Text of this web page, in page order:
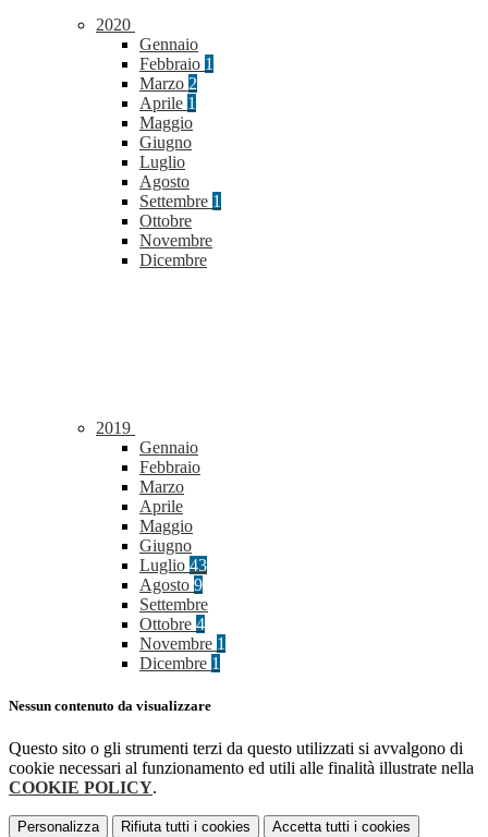
2020
Gennaio
Febbraio 1
Marzo 2
Aprile 1
Maggio
Giugno
Luglio
Agosto
Settembre 1
Ottobre
Novembre
Dicembre
2019
Gennaio
Febbraio
Marzo
Aprile
Maggio
Giugno
Luglio 43
Agosto 9
Settembre
Ottobre 4
Novembre 1
Dicembre 1
Nessun contenuto da visualizzare
Questo sito o gli strumenti terzi da questo utilizzati si avvalgono di
cookie necessari al funzionamento ed utili alle finalità illustrate nella
COOKIE POLICY.
Personalizza Rifiuta tutti i cookies Accetta tutti i cookies